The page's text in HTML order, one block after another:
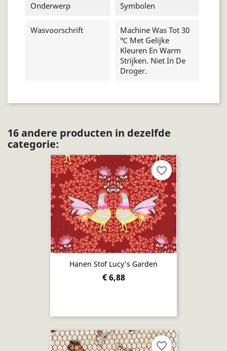
Onderwerp Symbolen
Wasvoorschrift
Machine Was Tot 30
℃ Met Gelijke
Kleuren En Warm
Strijken. Niet In De
Droger.
16 andere producten in dezelfde
categorie:
Hanen Stof Lucy's Garden
€ 6,88
favorite_border
favorite_border